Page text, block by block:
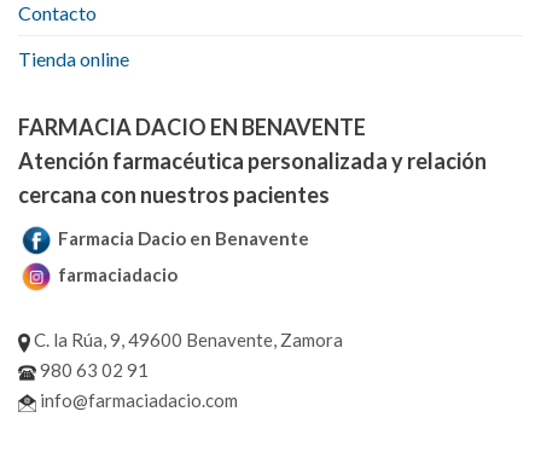
Contacto
Tienda online
FARMACIA DACIO EN BENAVENTE
Atención farmacéutica personalizada y relación
cercana con nuestros pacientes
Farmacia Dacio en Benavente
farmaciadacio
C. la Rúa, 9, 49600 Benavente, Zamora
980 63 02 91
info@farmaciadacio.com